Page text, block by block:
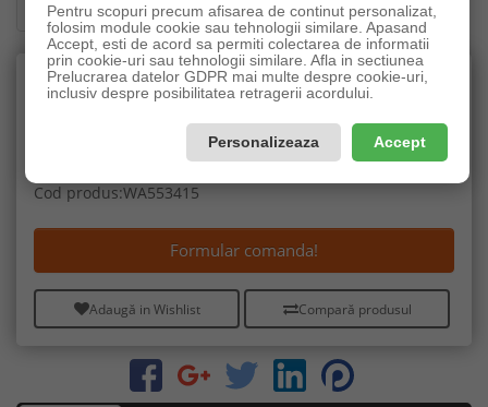
198,94lei
Disponibilitate:Precomandă
Cod produs:WA553415
Formular comanda!
Adaugă in Wishlist Compară produsul
Pentru scopuri precum afisarea de continut personalizat,
folosim module cookie sau tehnologii similare. Apasand
Accept, esti de acord sa permiti colectarea de informatii
prin cookie-uri sau tehnologii similare. Afla in sectiunea
Prelucrarea datelor GDPR mai multe despre cookie-uri,
inclusiv despre posibilitatea retragerii acordului.
Personalizeaza Accept